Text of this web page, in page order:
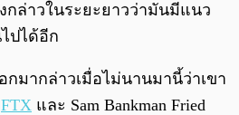
ล่าวในระยะยาวว่ามันมีแนว
ปได้อีก
กมากล่าวเมื่อไม่นานมานี้ว่าเขา
FTX และ Sam Bankman Fried